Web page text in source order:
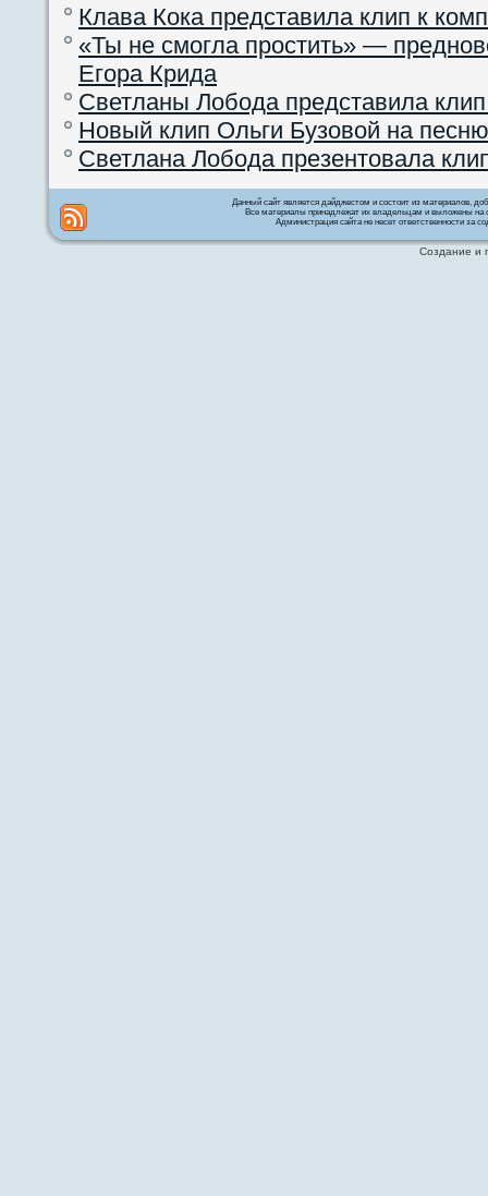
Клава Кока представила клип к
«Ты не смогла простить» —
Егора Крида
Светланы Лобода представила
Новый клип Ольги Бузовой на
Светлана Лобода презентовала
Данный сайт является дайджестом и состоит из материалов,
Все материалы принадлежат их владельцам и выложены на
Администрация сайта не несет ответственности за
Создание и